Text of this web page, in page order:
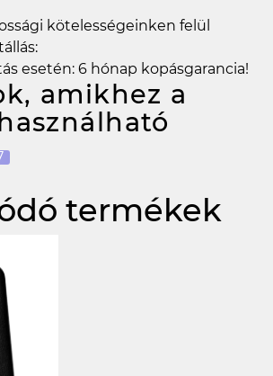
kötelességeinken felül
esetén: 6 hónap kopásgarancia!
amikhez a
termékek